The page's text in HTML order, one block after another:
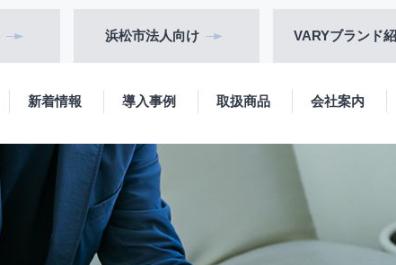
浜松市法人向け VARYブランド
新着情報 導入事例 取扱商品 会社案内